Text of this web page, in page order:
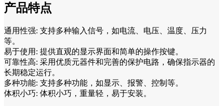
产品特点
通用性强: 支持多种输入信号，如电流、电压、温度、压力
等。
易于使用: 提供直观的显示界面和简单的操作按键。
可靠性高: 采用优质元器件和完善的保护电路，确保指示器的
长期稳定运行。
多种功能: 支持多种功能，如显示、报警、控制等。
体积小巧: 体积小巧，重量轻，易于安装。